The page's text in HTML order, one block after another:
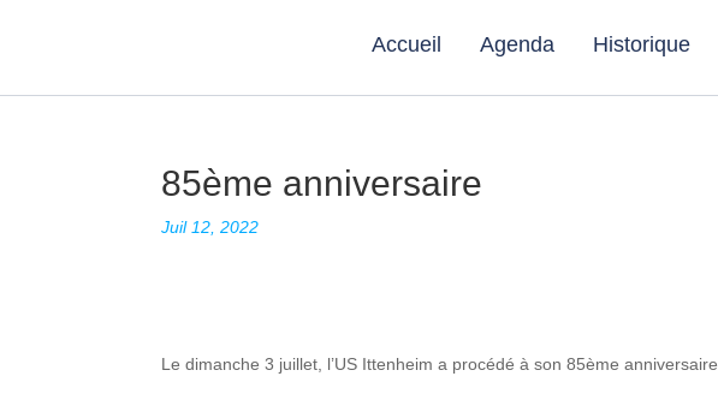
Accueil Agenda Historique
85ème anniversaire
Juil 12, 2022
Le dimanche 3 juillet, l’US Ittenheim a procédé à son 85ème anniversaire.